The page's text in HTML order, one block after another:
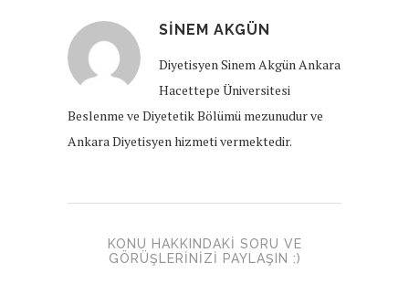
SINEM AKGÜN
Diyetisyen Sinem Akgün Ankara
Hacettepe Üniversitesi
Beslenme ve Diyetetik Bölümü mezunudur ve
Ankara Diyetisyen hizmeti vermektedir.
KONU HAKKINDAKI SORU VE
GÖRÜŞLERINIZI PAYLAŞIN :)